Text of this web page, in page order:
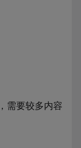
需要较多内容